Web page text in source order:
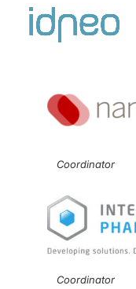
Coordinator
Coordinator